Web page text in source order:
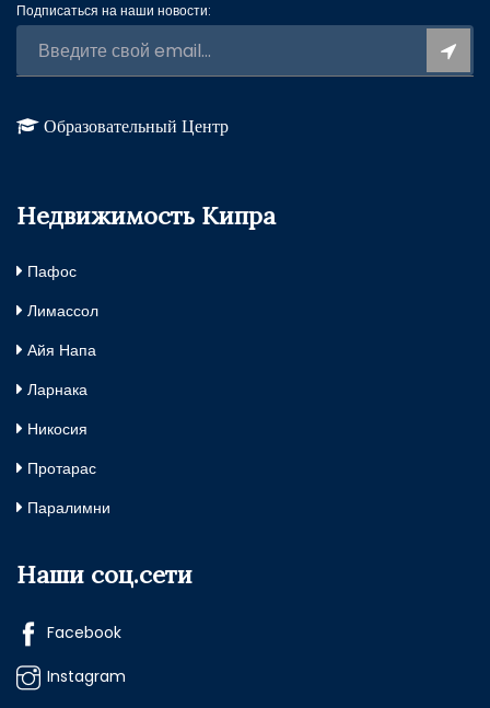
Подписаться на наши новости:
Образовательный Центр
Недвижимость Кипра
Пафос
Лимассол
Айя Напа
Ларнака
Никосия
Протарас
Паралимни
Наши соц.сети
Facebook
Instagram